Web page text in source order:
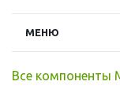
МЕНЮ
Все